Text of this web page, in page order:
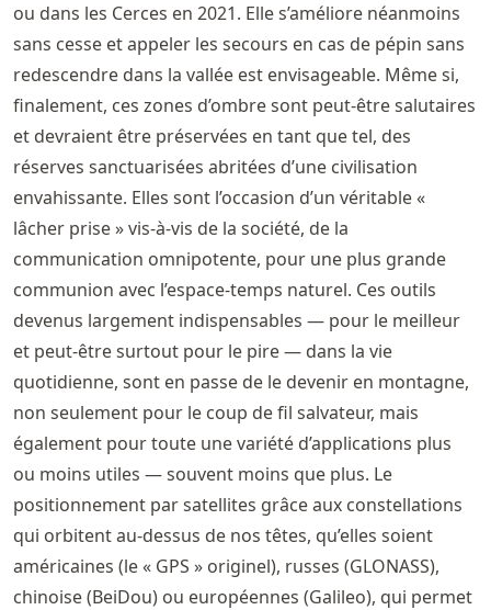
ou dans les Cerces en 2021. Elle s’améliore néanmoins
sans cesse et appeler les secours en cas de pépin sans
redescendre dans la vallée est envisageable. Même si,
finalement, ces zones d’ombre sont peut-être salutaires
et devraient être préservées en tant que tel, des
réserves sanctuarisées abritées d’une civilisation
envahissante. Elles sont l’occasion d’un véritable «
lâcher prise » vis-à-vis de la société, de la
communication omnipotente, pour une plus grande
communion avec l’espace-temps naturel. Ces outils
devenus largement indispensables — pour le meilleur
et peut-être surtout pour le pire — dans la vie
quotidienne, sont en passe de le devenir en montagne,
non seulement pour le coup de fil salvateur, mais
également pour toute une variété d’applications plus
ou moins utiles — souvent moins que plus. Le
positionnement par satellites grâce aux constellations
qui orbitent au-dessus de nos têtes, qu’elles soient
américaines (le « GPS » originel), russes (GLONASS),
chinoise (BeiDou) ou européennes (Galileo), qui permet